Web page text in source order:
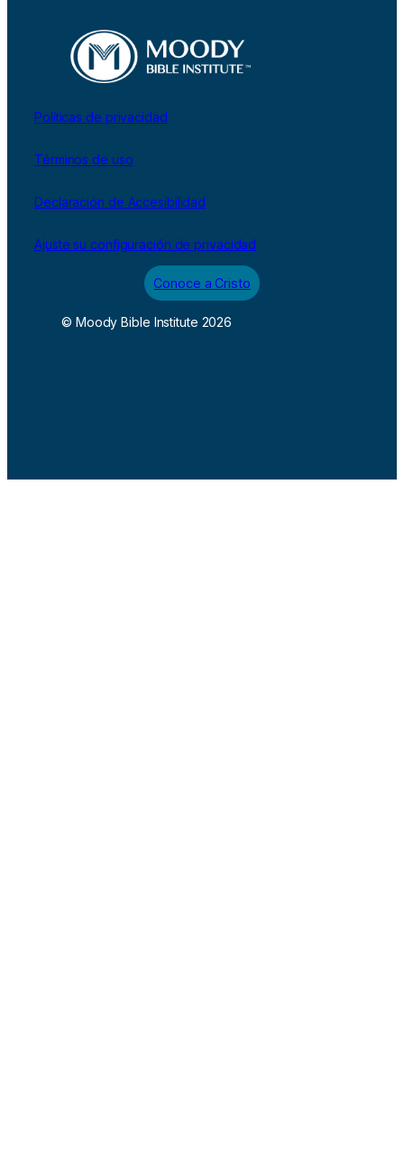
Políticas de privacidad
Términos de uso
Declaración de Accesibilidad
Ajuste su configuración de privacidad
Conoce a Cristo
© Moody Bible Institute 2026